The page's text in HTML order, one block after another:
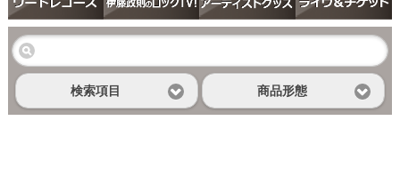
検索項目 商品形態